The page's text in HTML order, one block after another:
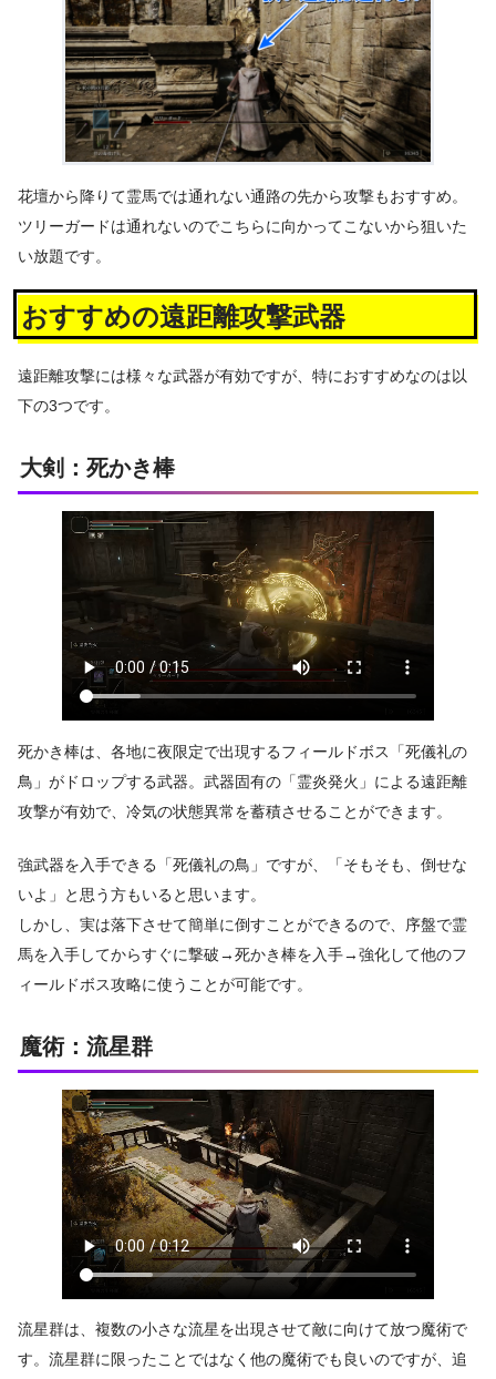
花壇から降りて霊馬では通れない通路の先から攻撃もおすすめ。
ツリーガードは通れないのでこちらに向かってこないから狙いた
い放題です。
おすすめの遠距離攻撃武器
遠距離攻撃には様々な武器が有効ですが、特におすすめなのは以
下の3つです。
大剣：死かき棒
死かき棒は、各地に夜限定で出現するフィールドボス「死儀礼の
鳥」がドロップする武器。武器固有の「霊炎発火」による遠距離
攻撃が有効で、冷気の状態異常を蓄積させることができます。
強武器を入手できる「死儀礼の鳥」ですが、「そもそも、倒せな
いよ」と思う方もいると思います。
しかし、実は落下させて簡単に倒すことができるので、序盤で霊
馬を入手してからすぐに撃破→死かき棒を入手→強化して他のフ
ィールドボス攻略に使うことが可能です。
魔術：流星群
流星群は、複数の小さな流星を出現させて敵に向けて放つ魔術で
す。流星群に限ったことではなく他の魔術でも良いのですが、追